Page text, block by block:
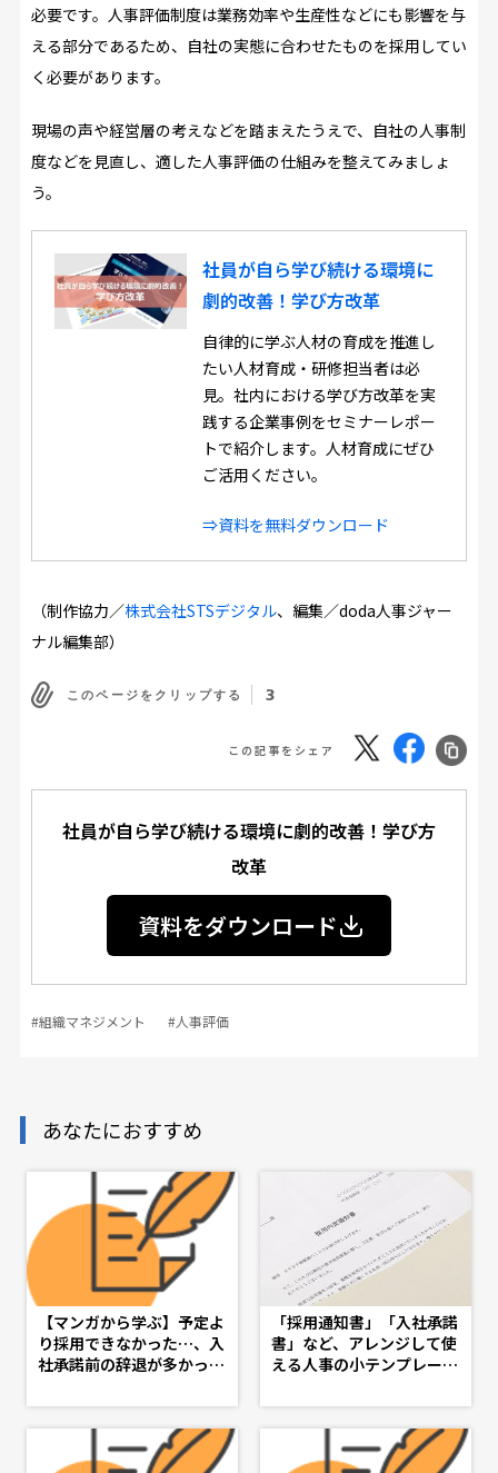
必要です。人事評価制度は業務効率や生産性などにも影響を与
える部分であるため、自社の実態に合わせたものを採用してい
く必要があります。
現場の声や経営層の考えなどを踏まえたうえで、自社の人事制
度などを見直し、適した人事評価の仕組みを整えてみましょ
う。
社員が自ら学び続ける環境に
劇的改善！学び方改革
自律的に学ぶ人材の育成を推進し
たい人材育成・研修担当者は必
見。社内における学び方改革を実
践する企業事例をセミナーレポー
トで紹介します。人材育成にぜひ
ご活用ください。
⇒資料を無料ダウンロード
（制作協力／株式会社STSデジタル、編集／doda人事ジャー
ナル編集部）
このページをクリップする 3
この記事をシェア
社員が自ら学び続ける環境に劇的改善！学び方
改革
資料をダウンロード
#組織マネジメント #人事評価
あなたにおすすめ
【マンガから学ぶ】予定よ
り採用できなかった…、入
社承諾前の辞退が多かっ
見直し・入社承諾フォロー
策 -第６話-
「採用通知書」「入社承諾
書」など、アレンジして使
える人事の小テンプレート
j）- 理想の人事へ、ショー
トカット